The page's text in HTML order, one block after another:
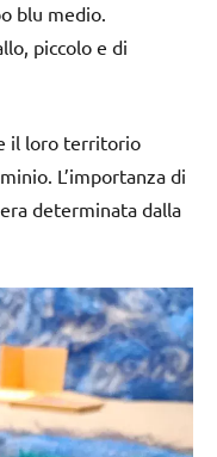
blu medio.
piccolo e di
il loro territorio
L’importanza di
determinata dalla